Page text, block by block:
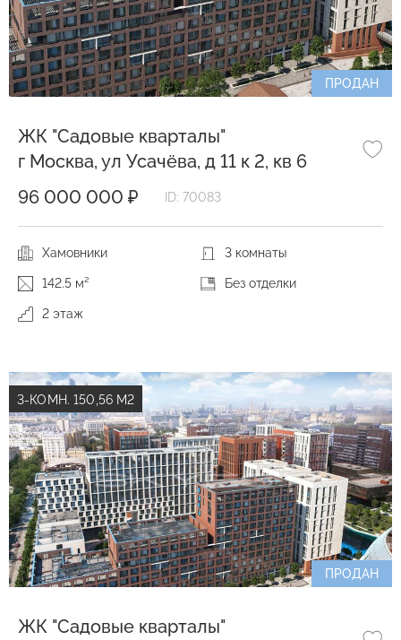
ПРОДАН
ЖК "Садовые кварталы"
г Москва, ул Усачёва, д 11 к 2, кв 6
96 000 000 ₽
ID: 70083
Хамовники 3 комнаты
142.5 м² Без отделки
2 этаж
3-КОМН. 150,56 М2
ПРОДАН
ЖК "Садовые кварталы"